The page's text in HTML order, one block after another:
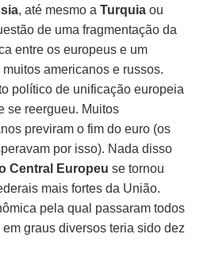
, até mesmo aTurquia ou
de uma fragmentação da
entre os europeus e um
muitos americanos e russos.
político de unificação europeia
se reergueu. Muitos
previram o fim do euro (os
por isso). Nada disso
Central Europeu se tornou
mais fortes da União.
pela qual passaram todos
graus diversos teria sido dez